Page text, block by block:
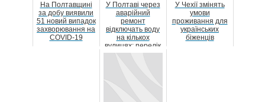
На Полтавщині
за добу виявили
51 новий випадок
захворювання на
COVID-19
У Полтаві через
аварійний
ремонт
відключать воду
на кількох
вулицях: перелік
адрес
У Чехії змінять
умови
проживання для
українських
біженців